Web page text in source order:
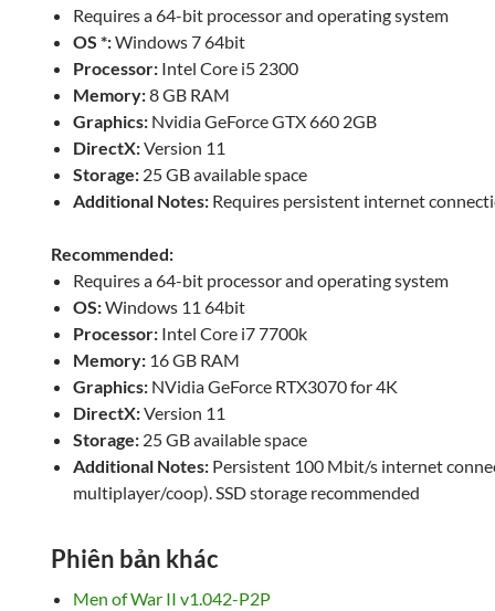
Requires a 64-bit processor and operating system
OS *:Windows 7 64bit
Processor: Intel Core i5 2300
Memory:8 GB RAM
Graphics: Nvidia GeForce GTX 660 2GB
DirectX:Version 11
Storage: 25 GB available space
Additional Notes: Requires persistent internet
Recommended:
Requires a 64-bit processor and operating system
OS:Windows 11 64bit
Processor: Intel Core i7 7700k
Memory: 16 GB RAM
Graphics: NVidia GeForce RTX3070 for 4K
DirectX:Version 11
Storage: 25 GB available space
Additional Notes: Persistent 100 Mbit/s internet
multiplayer/coop). SSD storage recommended
Phiên bản khác
Men of War II v1.042-P2P